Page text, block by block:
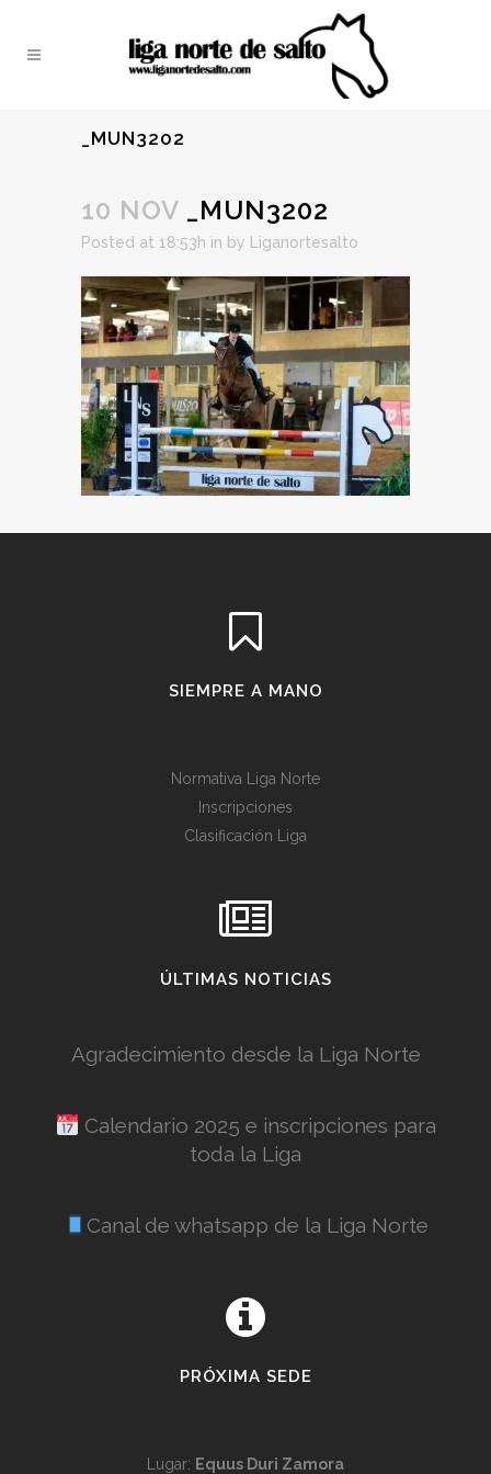
_MUN3202
10 NOV _MUN3202
Posted at 18:53h in by Liganortesalto
SIEMPRE A MANO
Normativa Liga Norte
Inscripciones
Clasificación Liga
ÚLTIMAS NOTICIAS
Agradecimiento desde la Liga Norte
Calendario 2025 e inscripciones para
toda la Liga
Canal de whatsapp de la Liga Norte
PRÓXIMA SEDE
Lugar: Equus Duri Zamora